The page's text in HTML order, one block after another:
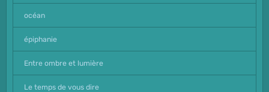
océan
épiphanie
Entre ombre et lumière
Le temps de vous dire